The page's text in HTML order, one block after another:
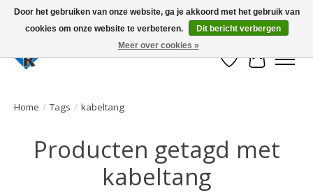
Large selection of products and fast shipping!
Verlanglijst
Home / Tags / kabeltang
Producten getagd met
kabeltang
Door het gebruiken van onze website, ga je akkoord met het gebruik van
cookies om onze website te verbeteren.
Dit bericht verbergen
Meer over cookies »